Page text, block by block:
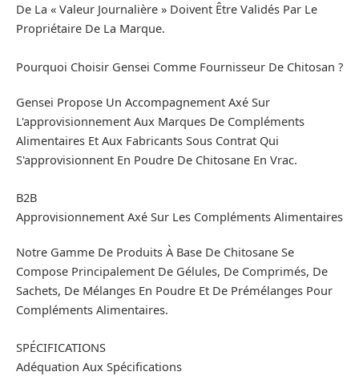
De La « Valeur Journalière » Doivent Être Validés Par Le
Propriétaire De La Marque.
Pourquoi Choisir Gensei Comme Fournisseur De Chitosan ?
Gensei Propose Un Accompagnement Axé Sur
L'approvisionnement Aux Marques De Compléments
Alimentaires Et Aux Fabricants Sous Contrat Qui
S'approvisionnent En Poudre De Chitosane En Vrac.
B2B
Approvisionnement Axé Sur Les Compléments Alimentaires
Notre Gamme De Produits À Base De Chitosane Se
Compose Principalement De Gélules, De Comprimés, De
Sachets, De Mélanges En Poudre Et De Prémélanges Pour
Compléments Alimentaires.
SPÉCIFICATIONS
Adéquation Aux Spécifications